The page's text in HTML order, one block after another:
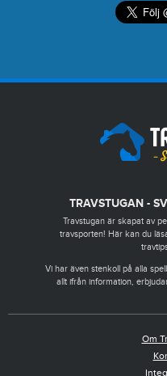
TRAVSTUGAN -
Travstugan är skapat av
travsporten! Här kan du
Vi har även stenkoll på alla
allt ifrån information,
Om